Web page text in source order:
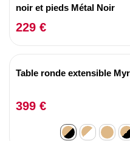
noir et pieds Métal Noir
229 €
Table ronde extensible
399 €